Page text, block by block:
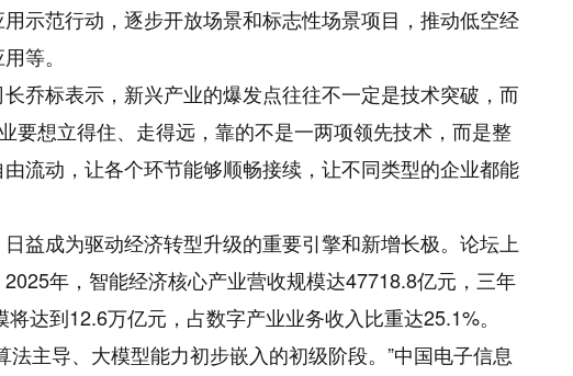
示范行动，逐步开放场景和标志性场景项目，推动低空经
等。
标表示，新兴产业的爆发点往往不一定是技术突破，而
要想立得住、走得远，靠的不是一两项领先技术，而是整
流动，让各个环节能够顺畅接续，让不同类型的企业都能
成为驱动经济转型升级的重要引擎和新增长极。论坛上
年，智能经济核心产业营收规模达47718.8亿元，三年
达到12.6万亿元，占数字产业业务收入比重达25.1%。
主导、大模型能力初步嵌入的初级阶段。”中国电子信息